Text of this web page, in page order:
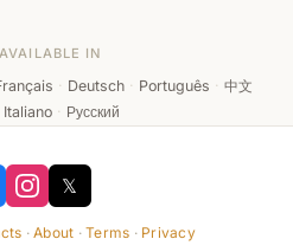
IN
· Deutsch · Português · 中文
Italiano · Русский
𝕏
·About ·Terms · Privacy